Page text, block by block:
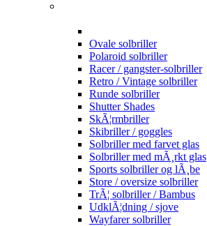
Ovale solbriller
Polaroid solbriller
Racer / gangster-solbriller
Retro / Vintage solbriller
Runde solbriller
Shutter Shades
SkÃ¦rmbriller
Skibriller / goggles
Solbriller med farvet glas
Solbriller med mÃ¸rkt glas
Sports solbriller og lÃ¸be
Store / oversize solbriller
TrÃ¦ solbriller / Bambus
UdklÃ¦dning / sjove
Wayfarer solbriller